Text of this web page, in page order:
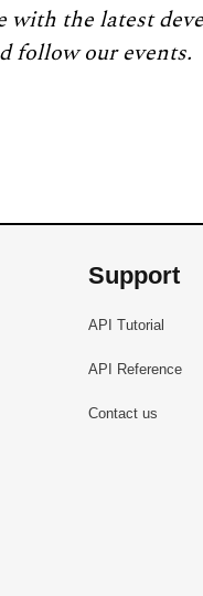
with the latest
follow our events.
Support
API Tutorial
API Reference
Contact us